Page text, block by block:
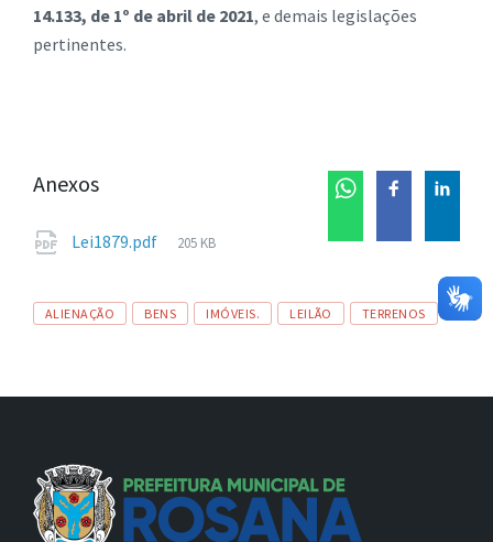
14.133, de 1º de abril de 2021, e demais legislações
pertinentes.
Anexos
Lei1879.pdf
Tamanho
205 KB
Tags
ALIENAÇÃO BENS IMÓVEIS. LEILÃO TERRENOS